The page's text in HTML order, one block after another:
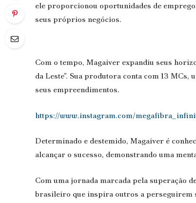
ele proporcionou oportunidades de
seus próprios negócios.
Com o tempo, Magaiver expandiu seus
da Leste”. Sua produtora conta com 13
seus empreendimentos.
https://www.instagram.com/
Determinado e destemido, Magaiver é
alcançar o sucesso, demonstrando uma
Com uma jornada marcada pela superação
brasileiro que inspira outros a perseguirem